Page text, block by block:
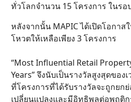
ทั่วโลกจำนวน 15 โครงการ ในรอ
หลังจากนั้น MAPIC ได้เปิดโอกาส
โหวตให้เหลือเพียง 3 โครงการ
“Most Influential Retail
Years” จึงนับเป็นรางวัลสูงสุดของ
ที่โครงการที่ได้รับรางวัลจะถูกยกย่
เปลี่ยนแปลงและมีอิทธิพลต่อพฤติ